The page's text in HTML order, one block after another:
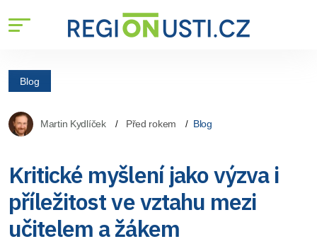
Blog
Martin Kydlíček Před rokem Blog
Kritické myšlení jako výzva i
příležitost ve vztahu mezi
učitelem a žákem